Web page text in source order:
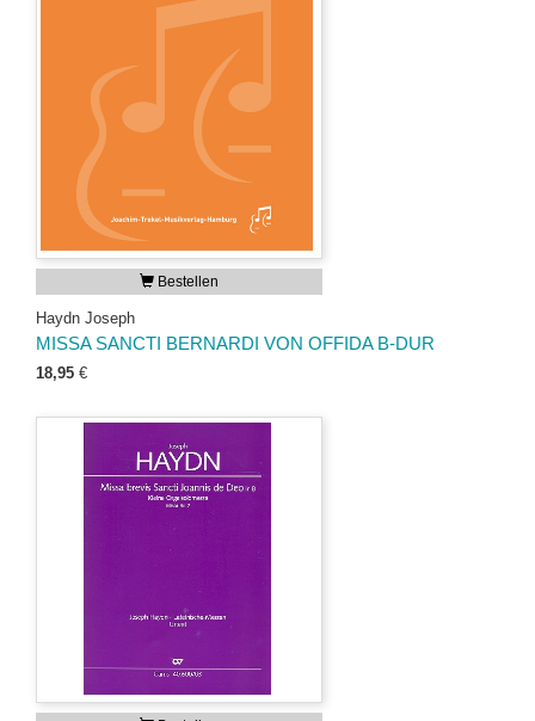
Bestellen
Haydn Joseph
MISSA SANCTI BERNARDI VON OFFIDA B-DUR
18,95 €